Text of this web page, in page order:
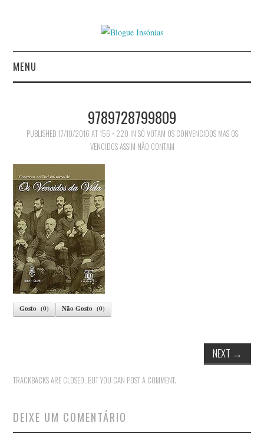
MENU
POLÍTICA DE
PRIVACIDADE
9789728799809
PUBLISHED 17/10/2016 AT156 × 220 IN SÓ VOTAM OS CONVENCIDOS MAS OS
VENCIDOS ASSIM NÃO CONTAM
Gosto (0) Não Gosto (0)
NEXT →
TRACKBACKS ARE CLOSED, BUT YOU CAN POST A COMMENT.
DEIXE UM COMENTÁRIO